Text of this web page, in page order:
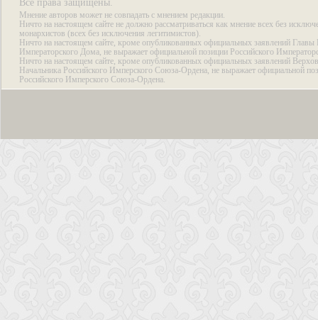
Все права защищены.
Мнение авторов может не совпадать с мнением редакции.
Ничто на настоящем сайте не должно рассматриваться как мнение всех без
монархистов (всех без исключения легитимистов).
Ничто на настоящем сайте, кроме опубликованных официальных заявлений Главы
Императорского Дома, не выражает официальной позиции Российского
Ничто на настоящем сайте, кроме опубликованных официальных заявлений
Начальника Российского Имперского Союза-Ордена, не выражает официальной
Российского Имперского Союза-Ордена.